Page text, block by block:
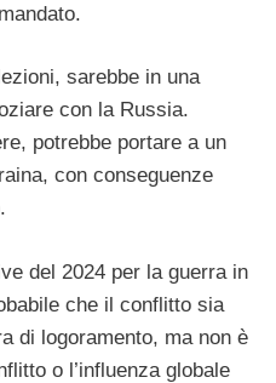
sarebbe in una
con la Russia.
potrebbe portare a un
con conseguenze
del 2024 per la guerra in
che il conflitto sia
di logoramento, ma non è
o l’influenza globale